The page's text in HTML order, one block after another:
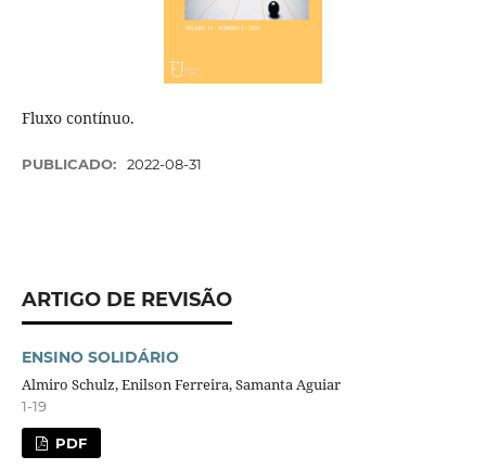
Fluxo contínuo.
PUBLICADO: 2022-08-31
ARTIGO DE REVISÃO
ENSINO SOLIDÁRIO
Almiro Schulz, Enilson Ferreira, Samanta Aguiar
1-19
PDF